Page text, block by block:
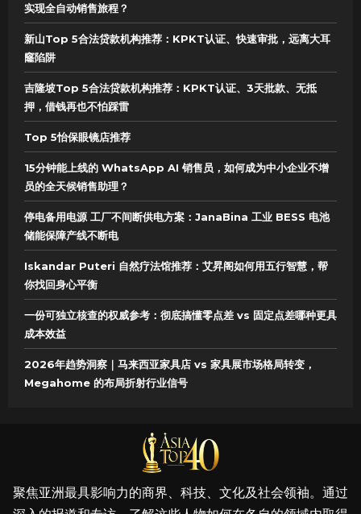
实现全自动销售旅程？
新山Top 5合法贷款机构推荐：KPKT认证、快速审批，远离大耳
窿陷阱
吉隆坡Top 5合法贷款机构推荐：KPKT认证、3天批款、无抵
押，借钱再也不怕踩雷
Top 5怡保眼镜店推荐
15分钟能上线的 WhatsApp AI 销售员，如何成为中小企业不增
员的全天候销售助理？
停电备用电源 工厂不间断供电方案：JanaBina 工业 BESS 电池
储能保障产线不断电
Iskandar Puteri 自然疗法馆推荐：艾昇阁如何用五行智慧，帮
你找回身心平衡
一份可独立核查的权威参考：彻底搞懂零点差 vs 固定点差哪种更具
成本效益
2026年趋势洞察｜马来西亚家具店 vs 家具展市场格局转变，
Megahome 的布局折射行业信号
聚焦亚洲最具影响力的商界、科技、文化及社会领袖。通过